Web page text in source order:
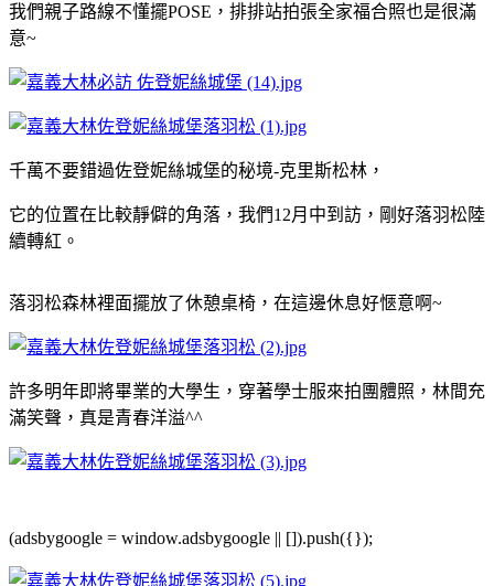
我們親子路線不懂擺POSE，排排站拍張全家福合照也是很滿
意~
千萬不要錯過佐登妮絲城堡的秘境-克里斯松林，
它的位置在比較靜僻的角落，我們12月中到訪，剛好落羽松陸
續轉紅。
落羽松森林裡面擺放了休憩桌椅，在這邊休息好愜意啊~
許多明年即將畢業的大學生，穿著學士服來拍團體照，林間充
滿笑聲，真是青春洋溢^^
(adsbygoogle = window.adsbygoogle || []).push({});